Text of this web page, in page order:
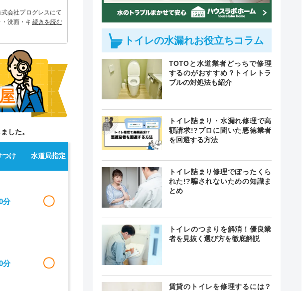
会社プログレスにて
洗面・キッチン関連
続きを読む
した。
つけ 水道局指定
分 〇
4.1
分 〇 ー
トイレの水漏れお役立ちコラム
TOTOと水道業者どっちで修理
するのがおすすめ？トイレトラ
ブルの対処法も紹介
トイレ詰まり・水漏れ修理で高
額請求!?プロに聞いた悪徳業者
を回避する方法
トイレ詰まり修理でぼったくら
れた!?騙されないための知識ま
とめ
トイレのつまりを解消！優良業
者を見抜く選び方を徹底解説
賃貸のトイレを修理するには？